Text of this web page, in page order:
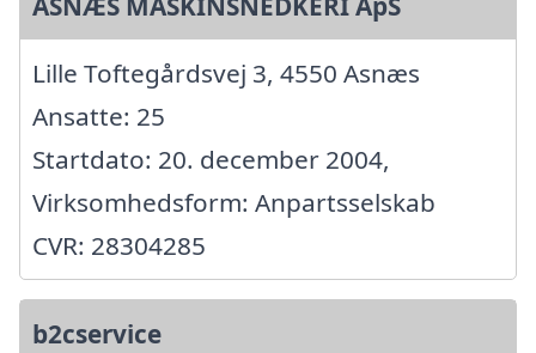
Lille Toftegårdsvej 3, 4550 Asnæs
Ansatte: 25
Startdato: 20. december 2004,
Virksomhedsform: Anpartsselskab
CVR: 28304285
b2cservice